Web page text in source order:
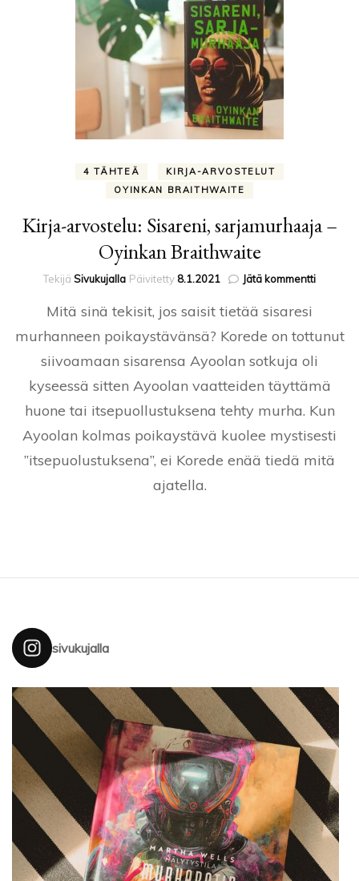
4 TÄHTEÄ
KIRJA-ARVOSTELUT
OYINKAN BRAITHWAITE
Kirja-arvostelu: Sisareni, sarjamurhaaja –
Oyinkan Braithwaite
Tekijä Sivukujalla Päivitetty 8.1.2021 Jätä kommentti
–
Mitä sinä tekisit, jos saisit tietää sisaresi
murhanneen poikaystävänsä? Korede on tottunut
siivoamaan sisarensa Ayoolan sotkuja oli
kyseessä sitten Ayoolan vaatteiden täyttämä
huone tai itsepuollustuksena tehty murha. Kun
Ayoolan kolmas poikaystävä kuolee mystisesti
”itsepuolustuksena”, ei Korede enää tiedä mitä
ajatella.
sivukujalla